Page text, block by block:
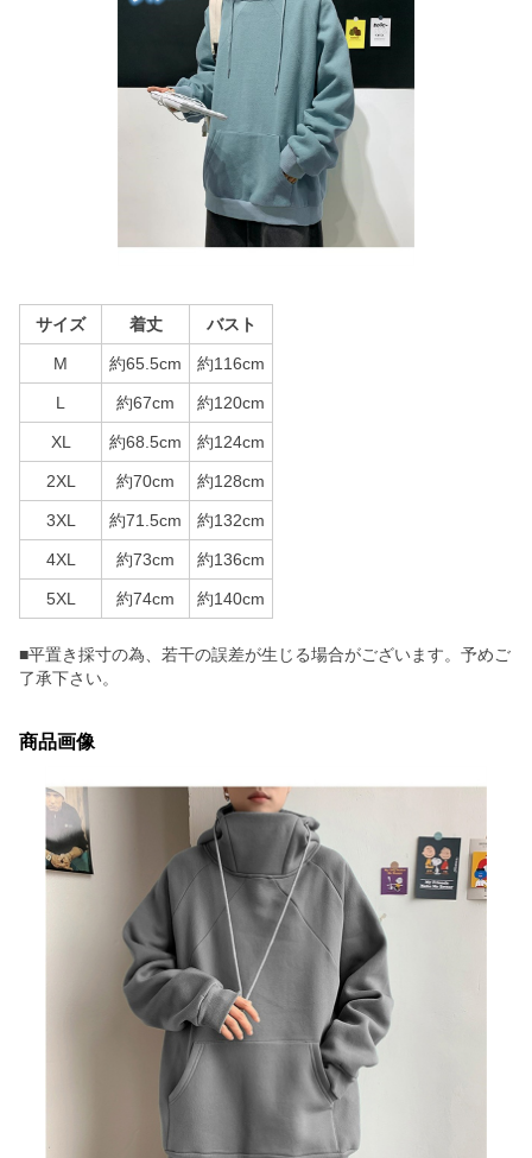
サイズ 着丈 バスト
M 約65.5cm 約116cm
L 約67cm 約120cm
XL 約68.5cm 約124cm
2XL 約70cm 約128cm
3XL 約71.5cm 約132cm
4XL 約73cm 約136cm
5XL 約74cm 約140cm
■平置き採寸の為、若干の誤差が生じる場合がございます。予めご
了承下さい。
商品画像